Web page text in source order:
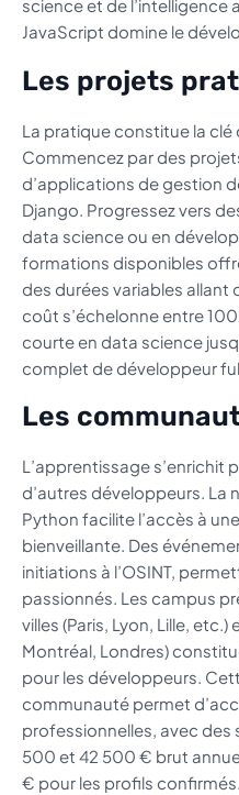
science et de l’intelligence
JavaScript domine le
Les projets
La pratique constitue la clé
Commencez par des
d’applications de gestion
Django. Progressez vers
data science ou en
formations disponibles
des durées variables allant
coût s’échelonne entre
courte en data science
complet de développeur
Les
L’apprentissage s’enrichit
d’autres développeurs. La
Python facilite l’accès à
bienveillante. Des
initiations à l’OSINT,
passionnés. Les campus
villes (Paris, Lyon, Lille, etc.)
Montréal, Londres)
pour les développeurs.
communauté permet
professionnelles, avec des
500 et 42 500 € brut
€ pour les profils confirmés.